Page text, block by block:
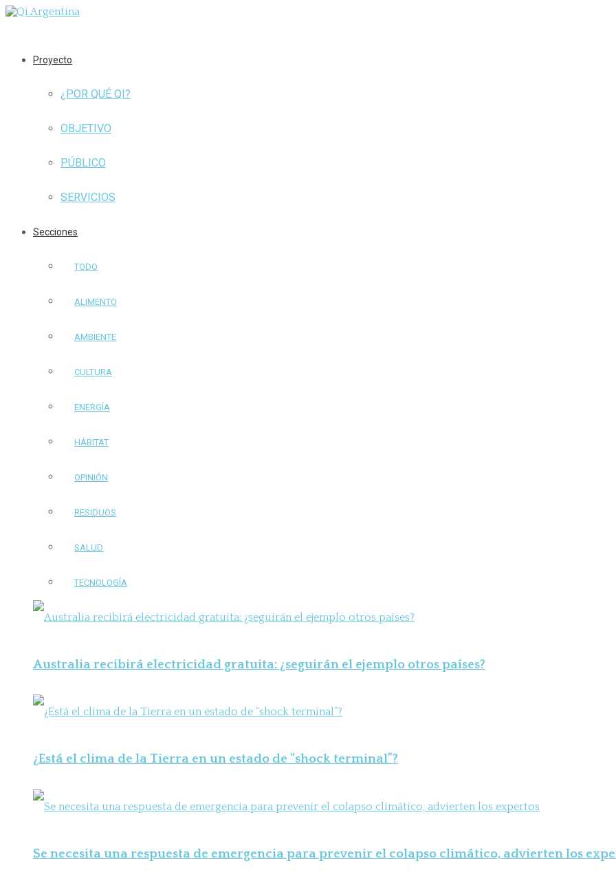
Proyecto
¿POR QUÉ QI?
OBJETIVO
PÚBLICO
SERVICIOS
Secciones
TODO
ALIMENTO
AMBIENTE
CULTURA
ENERGÍA
HÁBITAT
OPINIÓN
RESIDUOS
SALUD
TECNOLOGÍA
Australia recibirá electricidad gratuita: ¿seguirán el ejemplo otros países?
¿Está el clima de la Tierra en un estado de “shock terminal”?
Se necesita una respuesta de emergencia para prevenir el colapso climático, advierten los